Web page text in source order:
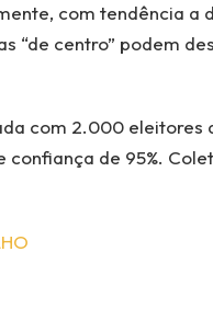
com tendência a
“de centro” podem
com 2.000 eleitores
confiança de 95%.